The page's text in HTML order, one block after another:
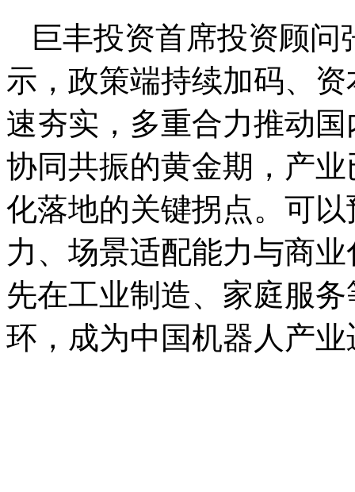
巨丰投资首席投资顾
示，政策端持续加码、
速夯实，多重合力推动
协同共振的黄金期，产
化落地的关键拐点。可
力、场景适配能力与商
先在工业制造、家庭服
环，成为中国机器人产